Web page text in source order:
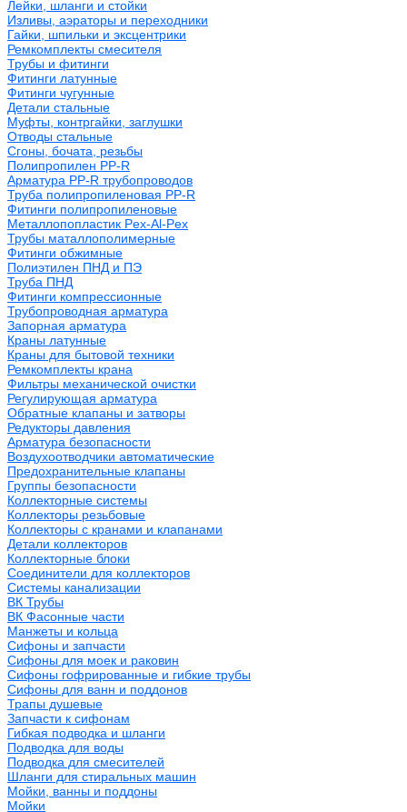
Лейки, шланги и стойки
Изливы, аэраторы и переходники
Гайки, шпильки и эксцентрики
Ремкомплекты смесителя
Трубы и фитинги
Фитинги латунные
Фитинги чугунные
Детали стальные
Муфты, контргайки, заглушки
Отводы стальные
Сгоны, бочата, резьбы
Полипропилен PP-R
Арматура PP-R трубопроводов
Труба полипропиленовая PP-R
Фитинги полипропиленовые
Металлопопластик Pex-Al-Pex
Трубы маталлополимерные
Фитинги обжимные
Полиэтилен ПНД и ПЭ
Труба ПНД
Фитинги компрессионные
Трубопроводная арматура
Запорная арматура
Краны латунные
Краны для бытовой техники
Ремкомплекты крана
Фильтры механической очистки
Регулирующая арматура
Обратные клапаны и затворы
Редукторы давления
Арматура безопасности
Воздухоотводчики автоматические
Предохранительные клапаны
Группы безопасности
Коллекторные системы
Коллекторы резьбовые
Коллекторы с кранами и клапанами
Детали коллекторов
Коллекторные блоки
Соединители для коллекторов
Системы канализации
ВК Трубы
ВК Фасонные части
Манжеты и кольца
Сифоны и запчасти
Сифоны для моек и раковин
Сифоны гофрированные и гибкие трубы
Сифоны для ванн и поддонов
Трапы душевые
Запчасти к сифонам
Гибкая подводка и шланги
Подводка для воды
Подводка для смесителей
Шланги для стиральных машин
Мойки, ванны и поддоны
Мойки